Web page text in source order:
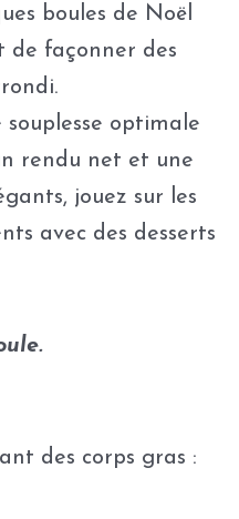
boules de Noël
de façonner des
optimale
rendu net et une
jouez sur les
avec des desserts
des corps gras :